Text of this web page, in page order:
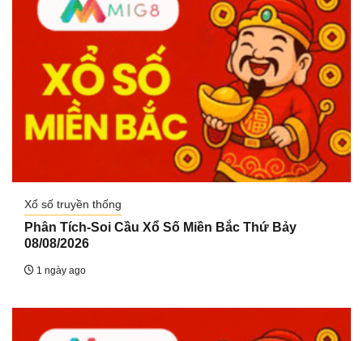
Xổ số truyền thống
Phân Tích-Soi Cầu Xổ Số Miền Bắc Thứ Bảy
08/08/2026
1 ngày ago